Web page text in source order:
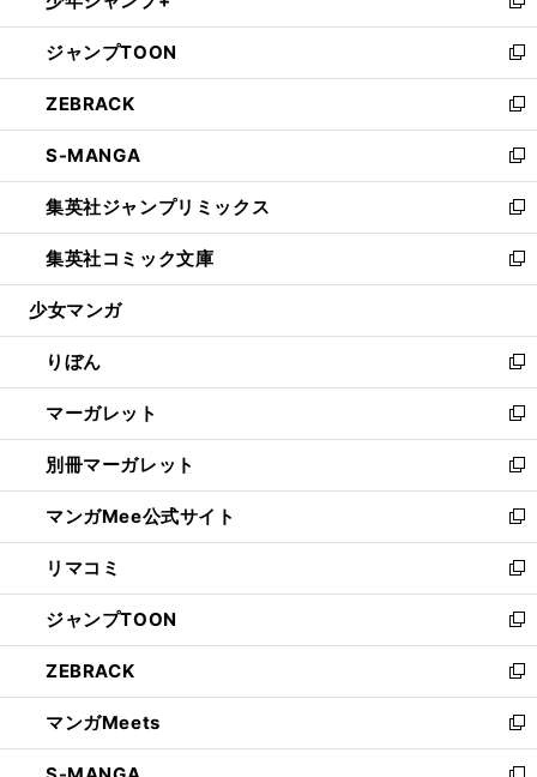
開
く
ウ
で
開
く
ン
ド
ウ
で
開
く
い
ウ
ィ
ン
ド
ウ
で
開
く
新
し
い
ウ
ィ
ン
ド
ウ
で
開
く
ジャンプTOON
新
し
い
ウ
ィ
ン
ド
ウ
で
開
ZEBRACK
新
し
い
ウ
ィ
ン
ド
ウ
開
く
S-MANGA
新
し
い
ウ
ィ
ン
ウ
で
開
く
集英社ジャンプリミックス
新
し
い
ウ
ン
ド
ウ
で
開
く
集英社コミック文庫
新
し
ウ
ィ
ン
ド
ウ
で
開
く
少女マンガ
りぼん
新
し
い
ウ
ィ
ン
ド
ウ
で
開
く
マーガレット
新
し
い
ウ
ィ
ン
ド
ウ
で
開
く
別冊マーガレット
新
し
い
ウ
ィ
ン
ド
ウ
で
開
く
マンガMee公式サイト
新
し
い
ウ
ィ
ン
ド
ウ
で
開
リマコミ
新
し
い
ウ
ィ
ン
ド
ウ
ジャンプTOON
新
し
い
ウ
ィ
ン
ZEBRACK
新
し
い
ウ
マンガMeets
新
し